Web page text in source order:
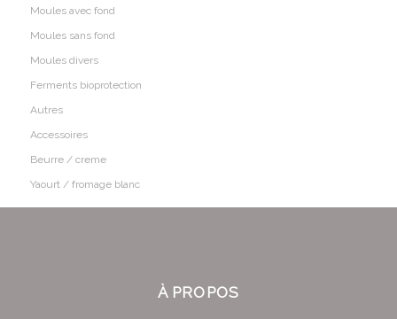
Moules avec fond
Moules sans fond
Moules divers
Ferments bioprotection
Autres
Accessoires
Beurre / creme
Yaourt / fromage blanc
À PROPOS